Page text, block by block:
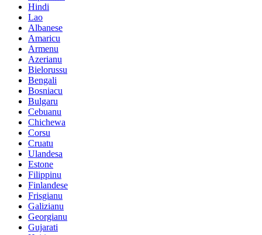
Hindi
Lao
Albanese
Amaricu
Armenu
Azerianu
Bielorussu
Bengali
Bosniacu
Bulgaru
Cebuanu
Chichewa
Corsu
Cruatu
Ulandesa
Estone
Filippinu
Finlandese
Frisgianu
Galizianu
Georgianu
Gujarati